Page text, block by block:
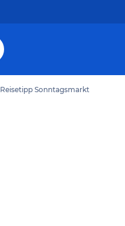
Reisetipp Sonntagsmarkt